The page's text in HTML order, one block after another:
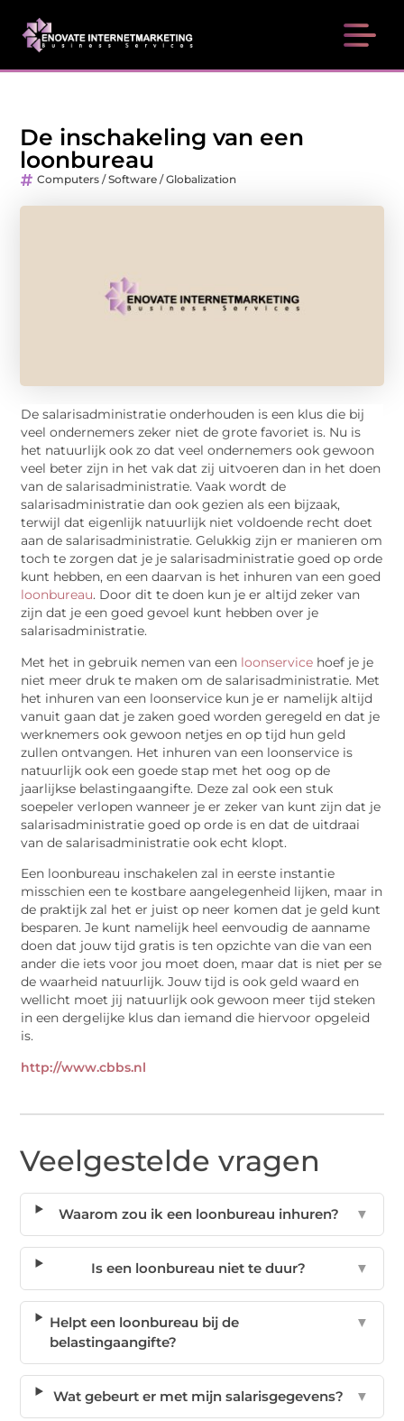
De inschakeling van een
loonbureau
Computers / Software / Globalization
De salarisadministratie onderhouden is een klus die bij
veel ondernemers zeker niet de grote favoriet is. Nu is
het natuurlijk ook zo dat veel ondernemers ook gewoon
veel beter zijn in het vak dat zij uitvoeren dan in het doen
van de salarisadministratie. Vaak wordt de
salarisadministratie dan ook gezien als een bijzaak,
terwijl dat eigenlijk natuurlijk niet voldoende recht doet
aan de salarisadministratie. Gelukkig zijn er manieren om
toch te zorgen dat je je salarisadministratie goed op orde
kunt hebben, en een daarvan is het inhuren van een goed
loonbureau. Door dit te doen kun je er altijd zeker van
zijn dat je een goed gevoel kunt hebben over je
salarisadministratie.
Met het in gebruik nemen van een loonservice hoef je je
niet meer druk te maken om de salarisadministratie. Met
het inhuren van een loonservice kun je er namelijk altijd
vanuit gaan dat je zaken goed worden geregeld en dat je
werknemers ook gewoon netjes en op tijd hun geld
zullen ontvangen. Het inhuren van een loonservice is
natuurlijk ook een goede stap met het oog op de
jaarlijkse belastingaangifte. Deze zal ook een stuk
soepeler verlopen wanneer je er zeker van kunt zijn dat je
salarisadministratie goed op orde is en dat de uitdraai
van de salarisadministratie ook echt klopt.
Een loonbureau inschakelen zal in eerste instantie
misschien een te kostbare aangelegenheid lijken, maar in
de praktijk zal het er juist op neer komen dat je geld kunt
besparen. Je kunt namelijk heel eenvoudig de aanname
doen dat jouw tijd gratis is ten opzichte van die van een
ander die iets voor jou moet doen, maar dat is niet per se
de waarheid natuurlijk. Jouw tijd is ook geld waard en
wellicht moet jij natuurlijk ook gewoon meer tijd steken
in een dergelijke klus dan iemand die hiervoor opgeleid
is.
http://www.cbbs.nl
Veelgestelde vragen
Waarom zou ik een loonbureau inhuren? ▼
Is een loonbureau niet te duur? ▼
Helpt een loonbureau bij de
belastingaangifte?
▼
Wat gebeurt er met mijn salarisgegevens? ▼